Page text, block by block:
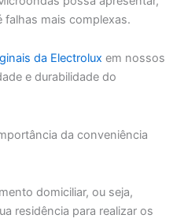
falhas mais complexas.
da Electrolux em nossos
e durabilidade do
da conveniência
domiciliar, ou seja,
residência para realizar os